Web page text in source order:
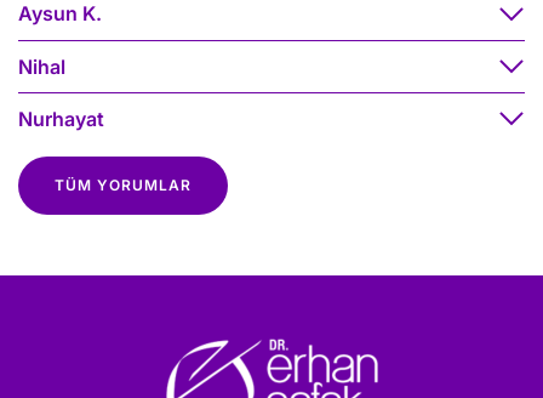
Aysun K.
Nihal
Nurhayat
TÜM YORUMLAR